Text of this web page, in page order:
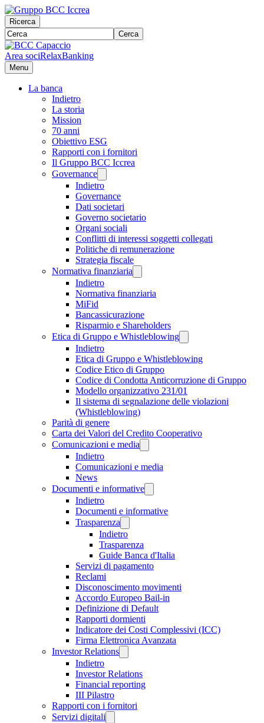
Ricerca
Cerca
Area sociRelaxBanking
Menu
La banca
Indietro
La storia
Mission
70 anni
Obiettivo ESG
Rapporti con i fornitori
Il Gruppo BCC Iccrea
Governance
Indietro
Governance
Dati societari
Governo societario
Organi sociali
Conflitti di interessi soggetti collegati
Politiche di remunerazione
Strategia fiscale
Normativa finanziaria
Indietro
Normativa finanziaria
MiFid
Bancassicurazione
Risparmio e Shareholders
Etica di Gruppo e Whistleblowing
Indietro
Etica di Gruppo e Whistleblowing
Codice Etico di Gruppo
Codice di Condotta Anticorruzione di Gruppo
Modello organizzativo 231/01
Il sistema di segnalazione delle violazioni
(Whistleblowing)
Parità di genere
Carta dei Valori del Credito Cooperativo
Comunicazioni e media
Indietro
Comunicazioni e media
News
Documenti e informative
Indietro
Documenti e informative
Trasparenza
Indietro
Trasparenza
Guide Banca d'Italia
Servizi di pagamento
Reclami
Disconoscimento movimenti
Accordo Europeo Bail-in
Definizione di Default
Rapporti dormienti
Indicatore dei Costi Complessivi (ICC)
Firma Elettronica Avanzata
Investor Relations
Indietro
Investor Relations
Financial reporting
III Pilastro
Rapporti con i fornitori
Servizi digitali